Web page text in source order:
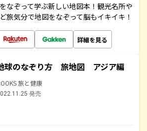
なぞって学ぶ新しい地図本！観光名所や
旅気分で地図をなぞって脳もイキイキ！
詳細を見る
球のなぞり方 旅地図 アジア編
旅と健康
発売